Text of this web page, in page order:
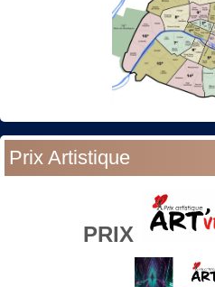
Prix Artistique
PRIX